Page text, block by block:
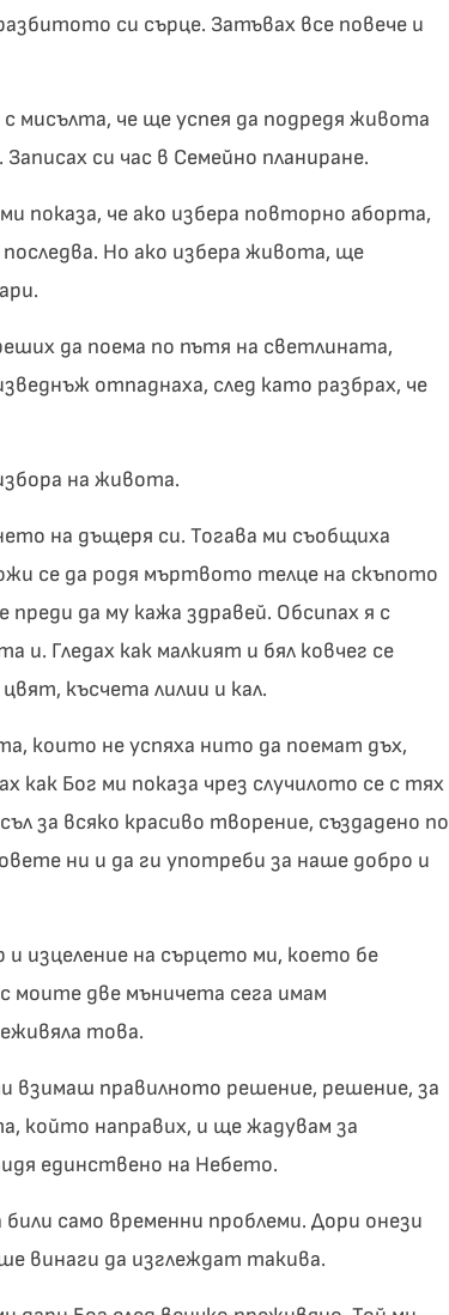
си сърце. Затъвах все повече и
мисълта, че ще успея да подредя живота
си час в Семейно планиране.
показа, че ако избера повторно аборта,
Но ако избера живота, ще
да поема по пътя на светлината,
отпаднаха, след като разбрах, че
на живота.
на дъщеря си. Тогава ми съобщиха
се да родя мъртвото телце на скъпото
да му кажа здравей. Обсипах я с
и. Гледах как малкият и бял ковчег се
късчета лилии и кал.
които не успяха нито да поемат дъх,
Бог ми показа чрез случилото се с тях
за всяко красиво творение, създадено по
ни и да ги употреби за наше добро и
изцеление на сърцето ми, което бе
моите две мъничета сега имам
това.
правилното решение, решение, за
който направих, и ще жадувам за
единствено на Небето.
само временни проблеми. Дори онези
винаги да изглеждат такива.